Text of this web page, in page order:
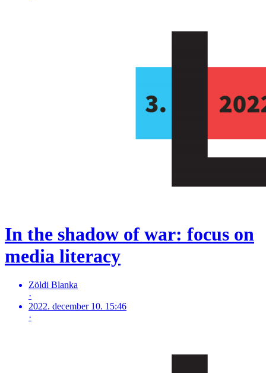
In the shadow of war: focus on
media literacy
Zöldi Blanka
·
2022. december 10. 15:46
·